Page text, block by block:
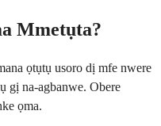
Mmetụta?
ọtụtụ usoro dị mfe nwere
gị na-agbanwe. Obere
ọma.